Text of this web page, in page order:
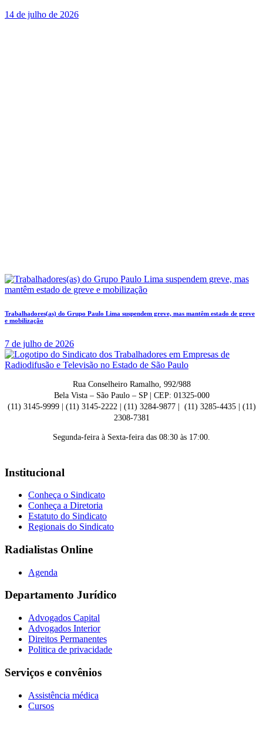
14 de julho de 2026
Trabalhadores(as) do Grupo Paulo Lima suspendem greve, mas mantêm estado de greve
e mobilização
7 de julho de 2026
Rua Conselheiro Ramalho, 992/988
Bela Vista – São Paulo – SP | CEP: 01325-000
(11) 3145-9999 | (11) 3145-2222 | (11) 3284-9877 | (11) 3285-4435 | (11)
2308-7381
Segunda-feira à Sexta-feira das 08:30 às 17:00.
Institucional
Conheça o Sindicato
Conheça a Diretoria
Estatuto do Sindicato
Regionais do Sindicato
Radialistas Online
Agenda
Departamento Jurídico
Advogados Capital
Advogados Interior
Direitos Permanentes
Politica de privacidade
Serviços e convênios
Assistência médica
Cursos